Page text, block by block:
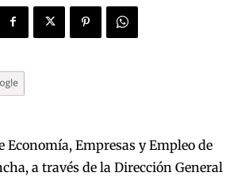
Economía, Empresas y Empleo de
a través de la Dirección General